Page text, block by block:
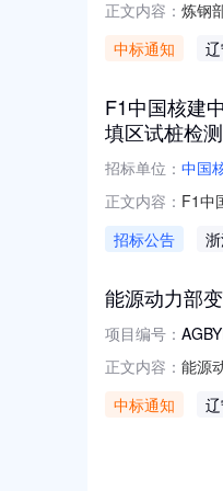
正文内容： 炼钢
件：
中标通知
F1中国核建
填区试桩检
招标单位： 中国
正文内容： F1中
勘
招标公告
能源动力部
项目编号：
正文内容： 能源
件：
中标通知